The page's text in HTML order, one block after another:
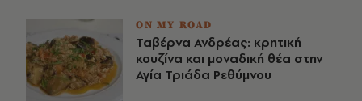
ON MY ROAD
Ταβέρνα Ανδρέας: κρητική
κουζίνα και μοναδική θέα στην
Αγία Τριάδα Ρεθύμνου